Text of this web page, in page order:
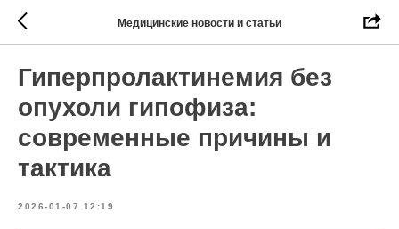
Медицинские новости и статьи
Гиперпролактинемия без
опухоли гипофиза:
современные причины и
тактика
2026-01-07 12:19